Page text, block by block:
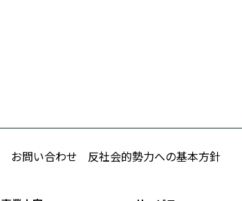
お問い合わせ 反社会的勢力への基本方針